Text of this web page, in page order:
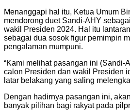
Menanggapi hal itu, Ketua Umum
mendorong duet Sandi-AHY
wakil Presiden 2024. Hal itu
sebagai dua sosok figur pemimpin
pengalaman mumpuni.
“Kami melihat pasangan ini (Sandi-
calon Presiden dan wakil Presiden
latar belakang yang saling
Dengan hadirnya pasangan ini,
banyak pilihan bagi rakyat pada